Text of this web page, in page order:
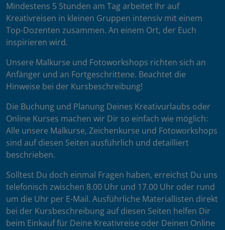
Mindestens 5 Stunden am Tag arbeitet Ihr auf
Kreativreisen in kleinen Gruppen intensiv mit einem
Top-Dozenten zusammen. An einem Ort, der Euch
inspirieren wird.
Unsere Malkurse und Fotoworkshops richten sich an
Anfänger und an Fortgeschrittene. Beachtet die
Hinweise bei der Kursbeschreibung!
Die Buchung und Planung Deines Kreativurlaubs oder
Online Kurses machen wir Dir so einfach wie möglich:
Alle unsere Malkurse, Zeichenkurse und Fotoworkshops
sind auf diesen Seiten ausführlich und detailliert
beschrieben.
Solltest Du doch einmal Fragen haben, erreichst Du uns
telefonisch zwischen 8.00 Uhr und 17.00 Uhr oder rund
um die Uhr per E-Mail. Ausführliche Materiallisten direkt
bei der Kursbeschreibung auf diesen Seiten helfen Dir
beim Einkauf für Deine Kreativreise oder Deinen Online